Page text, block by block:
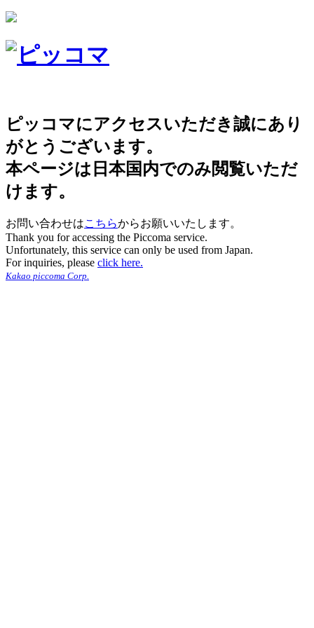
ピッコマにアクセスいただき誠にあり
がとうございます。
本ページは日本国内でのみ閲覧いただ
けます。
お問い合わせはこちらからお願いいたします。
Thank you for accessing the Piccoma service.
Unfortunately, this service can only be used from Japan.
For inquiries, please click here.
Kakao piccoma Corp.